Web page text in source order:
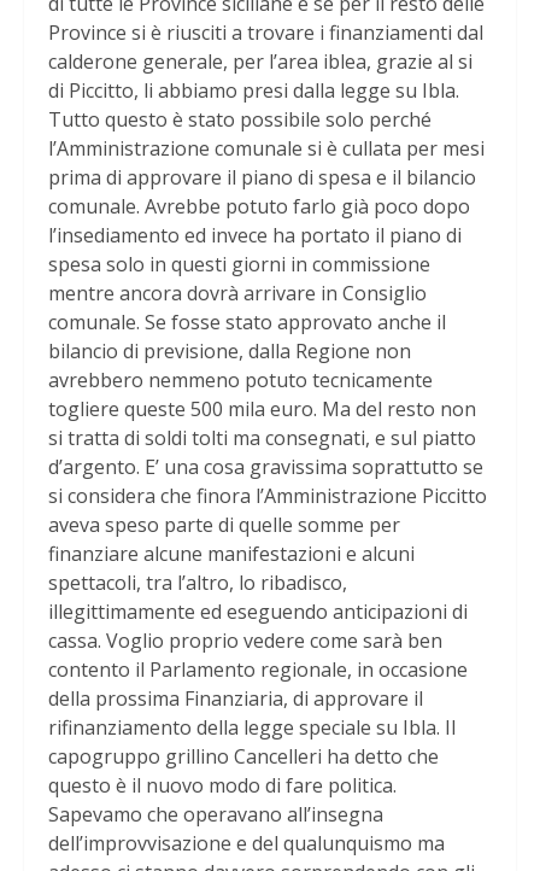
Province si è riusciti a trovare i finanziamenti dal
calderone generale, per l’area iblea, grazie al si
di Piccitto, li abbiamo presi dalla legge su Ibla.
Tutto questo è stato possibile solo perché
l’Amministrazione comunale si è cullata per mesi
prima di approvare il piano di spesa e il bilancio
comunale. Avrebbe potuto farlo già poco dopo
l’insediamento ed invece ha portato il piano di
spesa solo in questi giorni in commissione
mentre ancora dovrà arrivare in Consiglio
comunale. Se fosse stato approvato anche il
bilancio di previsione, dalla Regione non
avrebbero nemmeno potuto tecnicamente
togliere queste 500 mila euro. Ma del resto non
si tratta di soldi tolti ma consegnati, e sul piatto
d’argento. E’ una cosa gravissima soprattutto se
si considera che finora l’Amministrazione Piccitto
aveva speso parte di quelle somme per
finanziare alcune manifestazioni e alcuni
spettacoli, tra l’altro, lo ribadisco,
illegittimamente ed eseguendo anticipazioni di
cassa. Voglio proprio vedere come sarà ben
contento il Parlamento regionale, in occasione
della prossima Finanziaria, di approvare il
rifinanziamento della legge speciale su Ibla. Il
capogruppo grillino Cancelleri ha detto che
questo è il nuovo modo di fare politica.
Sapevamo che operavano all’insegna
dell’improvvisazione e del qualunquismo ma